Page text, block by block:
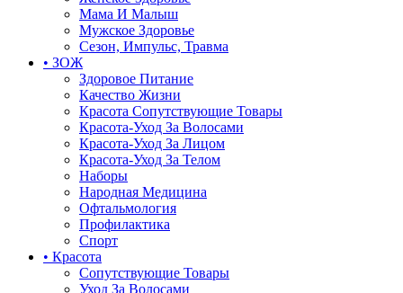
Мама И Малыш
Мужское Здоровье
Сезон, Импульс, Травма
• ЗОЖ
Здоровое Питание
Качество Жизни
Красота Сопутствующие Товары
Красота-Уход За Волосами
Красота-Уход За Лицом
Красота-Уход За Телом
Наборы
Народная Медицина
Офтальмология
Профилактика
Спорт
• Красота
Сопутствующие Товары
Уход За Волосами